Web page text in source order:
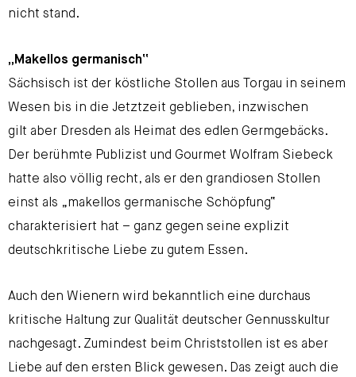
nicht stand.
„Makellos germanisch“
Sächsisch ist der köstliche Stollen aus Torgau in seinem
Wesen bis in die Jetztzeit geblieben, inzwischen
gilt aber Dresden als Heimat des edlen Germgebäcks.
Der berühmte Publizist und Gourmet Wolfram Siebeck
hatte also völlig recht, als er den grandiosen Stollen
einst als „makellos germanische Schöpfung“
charakterisiert hat – ganz gegen seine explizit
deutschkritische Liebe zu gutem Essen.
Auch den Wienern wird bekanntlich eine durchaus
kritische Haltung zur Qualität deutscher Gennusskultur
nachgesagt. Zumindest beim Christstollen ist es aber
Liebe auf den ersten Blick gewesen. Das zeigt auch die